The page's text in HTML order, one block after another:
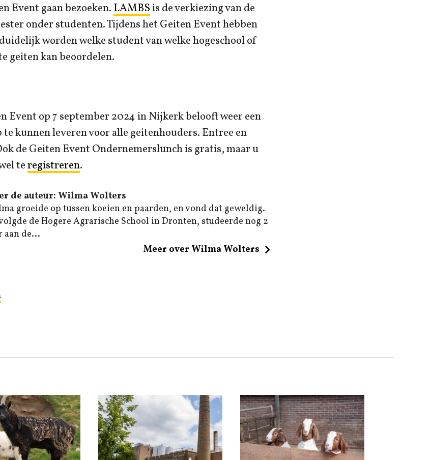
Event gaan bezoeken. LAMBS is de verkiezing van de
onder studenten. Tijdens het Geiten Event hebben
worden welke student van welke hogeschool of
geiten kan beoordelen.
Event op 7 september 2024 in Nijkerk belooft weer een
kunnen leveren voor alle geitenhouders. Entree en
de Geiten Event Ondernemerslunch is gratis, maar u
teregistreren.
de auteur: Wilma Wolters
groeide op tussen koeien en paarden, en vond dat geweldig.
de Hogere Agrarische School in Dronten, studeerde nog 2
aan de...
Meer over Wilma Wolters